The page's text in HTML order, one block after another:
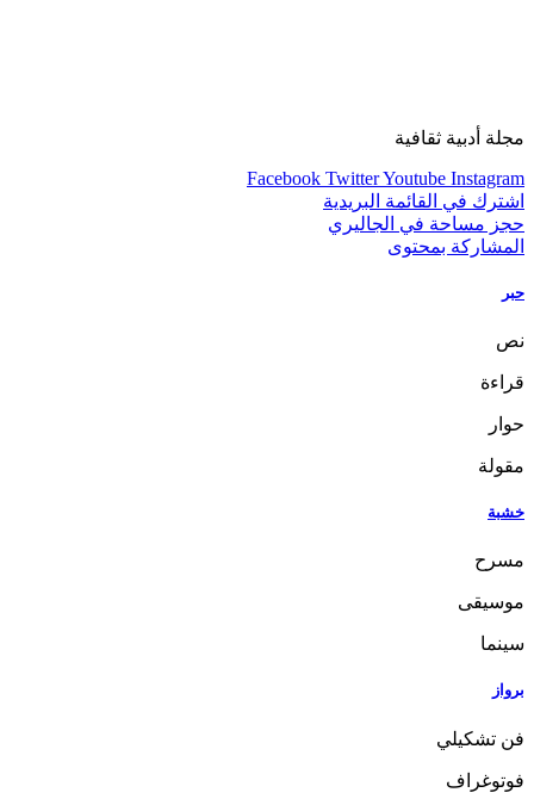
مجلة أدبية ثقافية
Facebook TwitterYoutube Instagram
اشترك في القائمة البريدية
حجز مساحة في الجاليري
المشاركة بمحتوى
حبر
نص
قراءة
حوار
مقولة
خشبة
مسرح
موسيقى
سينما
برواز
فن تشكيلي
فوتوغراف